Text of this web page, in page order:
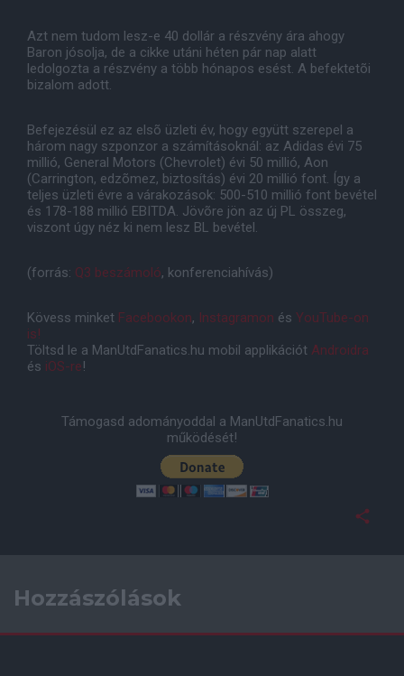
Azt nem tudom lesz-e 40 dollár a részvény ára ahogy
Baron jósolja, de a cikke utáni héten pár nap alatt
ledolgozta a részvény a több hónapos esést. A befektetõi
bizalom adott.
Befejezésül ez az elsõ üzleti év, hogy együtt szerepel a
három nagy szponzor a számításoknál: az Adidas évi 75
millió, General Motors (Chevrolet) évi 50 millió, Aon
(Carrington, edzõmez, biztosítás) évi 20 millió font. Így a
teljes üzleti évre a várakozások: 500-510 millió font bevétel
és 178-188 millió EBITDA. Jövõre jön az új PL összeg,
viszont úgy néz ki nem lesz BL bevétel.
(forrás: Q3 beszámoló, konferenciahívás)
Kövess minket Facebookon, Instagramon és YouTube-on
is!
Töltsd le a ManUtdFanatics.hu mobil applikációt Androidra
és iOS-re!
Támogasd adományoddal a ManUtdFanatics.hu
működését!
Hozzászólások